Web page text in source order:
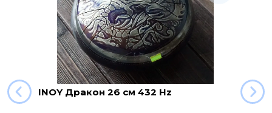
INOY Дракон 26 см 432 Hz